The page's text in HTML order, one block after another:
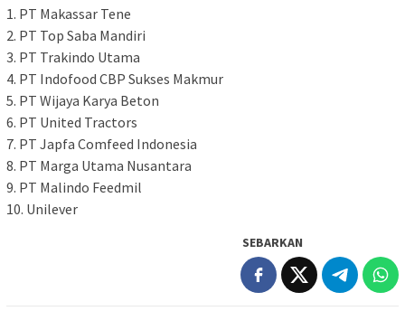
1. PT Makassar Tene
2. PT Top Saba Mandiri
3. PT Trakindo Utama
4. PT Indofood CBP Sukses Makmur
5. PT Wijaya Karya Beton
6. PT United Tractors
7. PT Japfa Comfeed Indonesia
8. PT Marga Utama Nusantara
9. PT Malindo Feedmil
10. Unilever
SEBARKAN